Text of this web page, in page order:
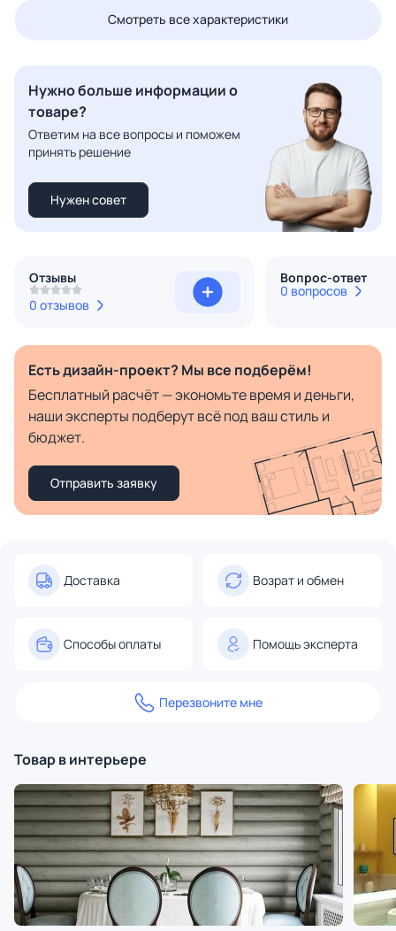
Смотреть все характеристики
Нужно больше информации о
товаре?
Ответим на все вопросы и поможем
принять решение
Нужен совет
Отзывы
0 отзывов
Вопрос-ответ
0 вопросов
Есть дизайн-проект? Мы все подберём!
Бесплатный расчёт — экономьте время и деньги,
наши эксперты подберут всё под ваш стиль и
бюджет.
Отправить заявку
Доставка Возрат и обмен
Способы оплаты Помощь эксперта
Перезвоните мне
Товар в интерьере